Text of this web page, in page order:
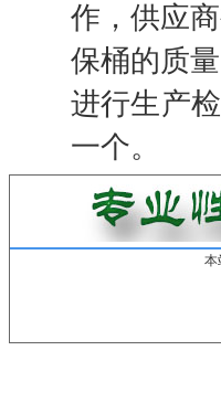
作，供应
保桶的质
进行生产
一个。
本